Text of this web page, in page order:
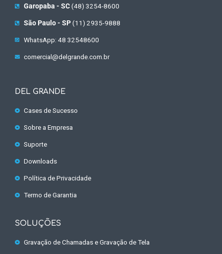
Garopaba - SC(48) 3254-8600
São Paulo - SP(11) 2935-9888
WhatsApp: 48 32548600
comercial@delgrande.com.br
DEL GRANDE
Cases de Sucesso
Sobre a Empresa
Suporte
Downloads
Política de Privacidade
Termo de Garantia
SOLUÇÕES
Gravação de Chamadas e Gravação de Tela